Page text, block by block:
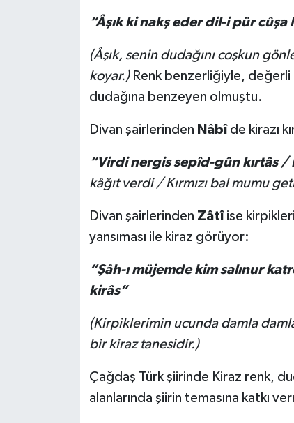
“Âşık ki nakş eder dil-i pür
(Âşık, senin dudağını coşkun
koyar.) Renk benzerliğiyle, değerli
dudağına benzeyen olmuştu.
Divan şairlerinden Nâbîde kirazı
“Virdi nergis sepîd-gûn kırtâs /
kâğıt verdi / Kırmızı bal mumu
Divan şairlerinden Zâtîise
yansıması ile kiraz görüyor:
“Şâh-ı müjemde kim salınur
kirâs”
(Kirpiklerimin ucunda damla
bir kiraz tanesidir.)
Çağdaş Türk şiirinde Kiraz renk,
alanlarında şiirin temasına katkı